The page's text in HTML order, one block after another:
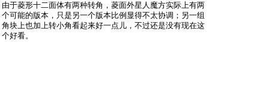
由于菱形十二面体有两种转角，菱面外星人魔方实际上有两
个可能的版本，只是另一个版本比例显得不太协调；另一组
角块上也加上转小角看起来好一点儿，不过还是没有现在这
个好看。